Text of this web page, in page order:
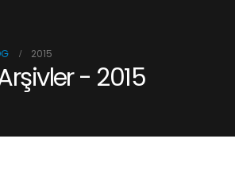
2015
Arşivler - 2015